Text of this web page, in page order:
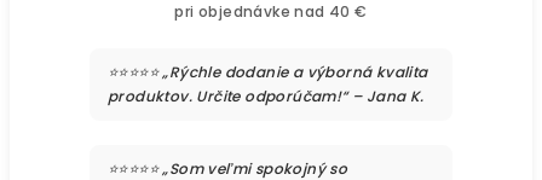
pri objednávke nad 40 €
⭐⭐⭐⭐⭐ „Rýchle dodanie a výborná kvalita
produktov. Určite odporúčam!“ – Jana K.
⭐⭐⭐⭐⭐ „Som veľmi spokojný so